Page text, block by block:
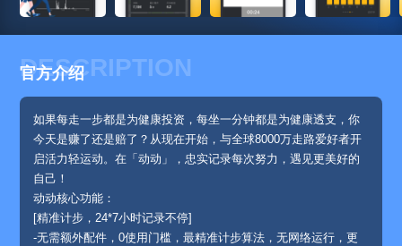
DESCRIPTION
官方介绍
如果每走一步都是为健康投资，每坐一分钟都是为健康透支，你
今天是赚了还是赔了？从现在开始，与全球8000万走路爱好者开
启活力轻运动。在「动动」，忠实记录每次努力，遇见更美好的
自己！
动动核心功能：
[精准计步，24*7小时记录不停]
-无需额外配件，0使用门槛，最精准计步算法，无网络运行，更